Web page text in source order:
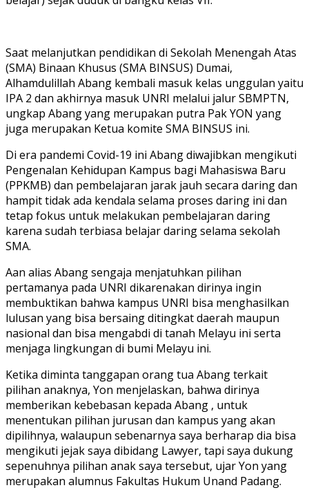
Saat melanjutkan pendidikan di Sekolah Menengah Atas
(SMA) Binaan Khusus (SMA BINSUS) Dumai,
Alhamdulillah Abang kembali masuk kelas unggulan yaitu
IPA 2 dan akhirnya masuk UNRI melalui jalur SBMPTN,
ungkap Abang yang merupakan putra Pak YON yang
juga merupakan Ketua komite SMA BINSUS ini.
Di era pandemi Covid-19 ini Abang diwajibkan mengikuti
Pengenalan Kehidupan Kampus bagi Mahasiswa Baru
(PPKMB) dan pembelajaran jarak jauh secara daring dan
hampit tidak ada kendala selama proses daring ini dan
tetap fokus untuk melakukan pembelajaran daring
karena sudah terbiasa belajar daring selama sekolah
SMA.
Aan alias Abang sengaja menjatuhkan pilihan
pertamanya pada UNRI dikarenakan dirinya ingin
membuktikan bahwa kampus UNRI bisa menghasilkan
lulusan yang bisa bersaing ditingkat daerah maupun
nasional dan bisa mengabdi di tanah Melayu ini serta
menjaga lingkungan di bumi Melayu ini.
Ketika diminta tanggapan orang tua Abang terkait
pilihan anaknya, Yon menjelaskan, bahwa dirinya
memberikan kebebasan kepada Abang , untuk
menentukan pilihan jurusan dan kampus yang akan
dipilihnya, walaupun sebenarnya saya berharap dia bisa
mengikuti jejak saya dibidang Lawyer, tapi saya dukung
sepenuhnya pilihan anak saya tersebut, ujar Yon yang
merupakan alumnus Fakultas Hukum Unand Padang.